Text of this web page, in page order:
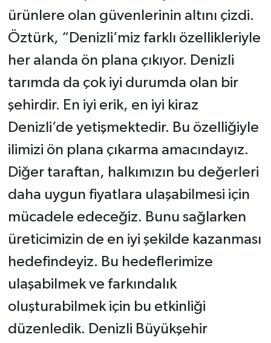
ürünlere olan güvenlerinin altını çizdi.
Öztürk, “Denizli’miz farklı özellikleriyle
her alanda ön plana çıkıyor. Denizli
tarımda da çok iyi durumda olan bir
şehirdir. En iyi erik, en iyi kiraz
Denizli’de yetişmektedir. Bu özelliğiyle
ilimizi ön plana çıkarma amacındayız.
Diğer taraftan, halkımızın bu değerleri
daha uygun fiyatlara ulaşabilmesi için
mücadele edeceğiz. Bunu sağlarken
üreticimizin de en iyi şekilde kazanması
hedefindeyiz. Bu hedeflerimize
ulaşabilmek ve farkındalık
oluşturabilmek için bu etkinliği
düzenledik. Denizli Büyükşehir